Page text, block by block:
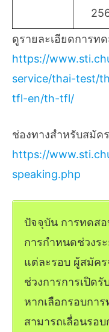
ดูรายละเอียดการท
https://
service/thai-test/
tfl-en/th-tfl/
ช่องทางสำหรับสมัค
https://
speaking.php
ปัจจุบัน การทดส
การกำหนดช่วงร
แต่ละรอบ ผู้สมัค
ช่วงการการเปิด
หากเลือกรอบกา
สามารถเลื่อนรอ